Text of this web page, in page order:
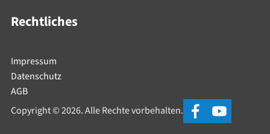
Rechtliches
Impressum
Datenschutz
AGB
Copyright © 2026. Alle Rechte vorbehalten.